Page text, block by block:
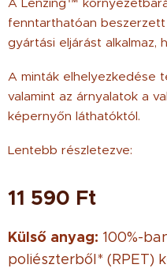
fenntarthatóan
gyártási eljárást alkalmaz,
A minták elhelyezkedése
valamint az árnyalatok a
képernyőn láthatóktól.
Lentebb részletezve:
11 590 Ft
Külső anyag: 100%-
poliészterből* (RPET)